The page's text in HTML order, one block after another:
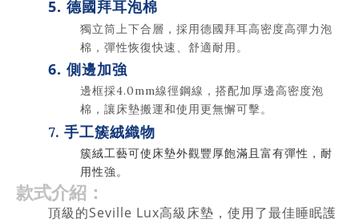
5. 德國拜耳泡棉
獨立筒上下合層，採用德國拜耳高密度高彈力泡
棉，彈性恢復快速、舒適耐用。
6. 側邊加強
邊框採4.0mm線徑鋼線，搭配加厚邊高密度泡
棉，讓床墊搬運和使用更無懈可擊。
7. 手工簇絨織物
簇絨工藝可使床墊外觀豐厚飽滿且富有彈性，耐
用性強。
款式介紹：
頂級的Seville Lux高級床墊 ，使用了最佳睡眠護